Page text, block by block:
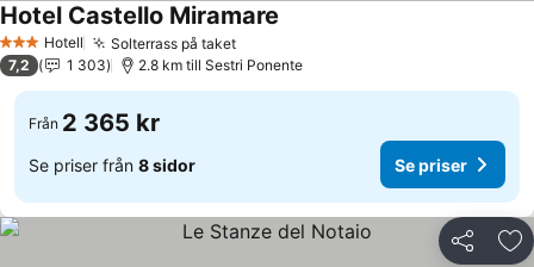
3 StjärnorHotell Solterrass på taket
Hotel Castello Miramare
7,2 1 303 2.8 km till Sestri Ponente
Från 2 365 kr
Se priser från 8 sidor Se priser
Dela